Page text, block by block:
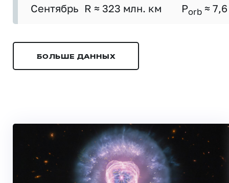
Сентябрь R ≈ 323 млн. км Porb ≈ 7,6
БОЛЬШЕ ДАННЫХ